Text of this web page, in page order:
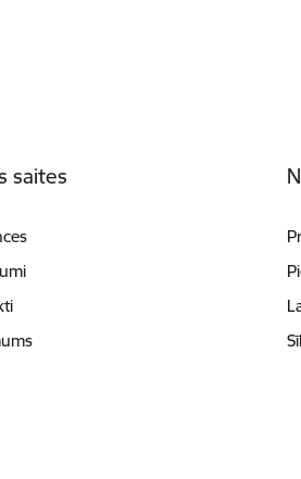
saites